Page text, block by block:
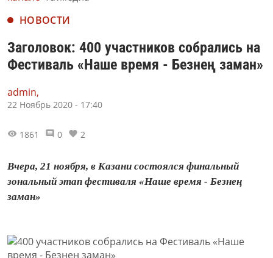
НОВОСТИ
Заголовок: 400 участников собрались на
Фестиваль «Наше время - Безнең заман»
admin,
22 Ноябрь 2020 - 17:40
1861 0 2
Вчера, 21 ноября, в Казани состоялся финальный
зональный этап фестиваля «Наше время - Безнең
заман»